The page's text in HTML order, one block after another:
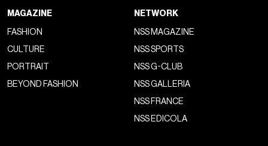
MAGAZINE
FASHION
CULTURE
PORTRAIT
BEYOND FASHION
NETWORK
NSS MAGAZINE
NSS SPORTS
NSS G-CLUB
NSS GALLERIA
NSS FRANCE
NSS EDICOLA